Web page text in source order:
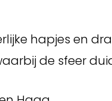
hapjes en
de sfeer